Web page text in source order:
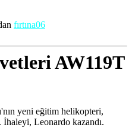
fırtına06
AW119T
yeni eğitim helikopteri,
Leonardo kazandı.